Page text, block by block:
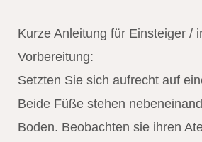
Kurze Anleitung für Einsteiger /
Vorbereitung:
Setzten Sie sich aufrecht auf
Beide Füße stehen
Boden. Beobachten sie ihren